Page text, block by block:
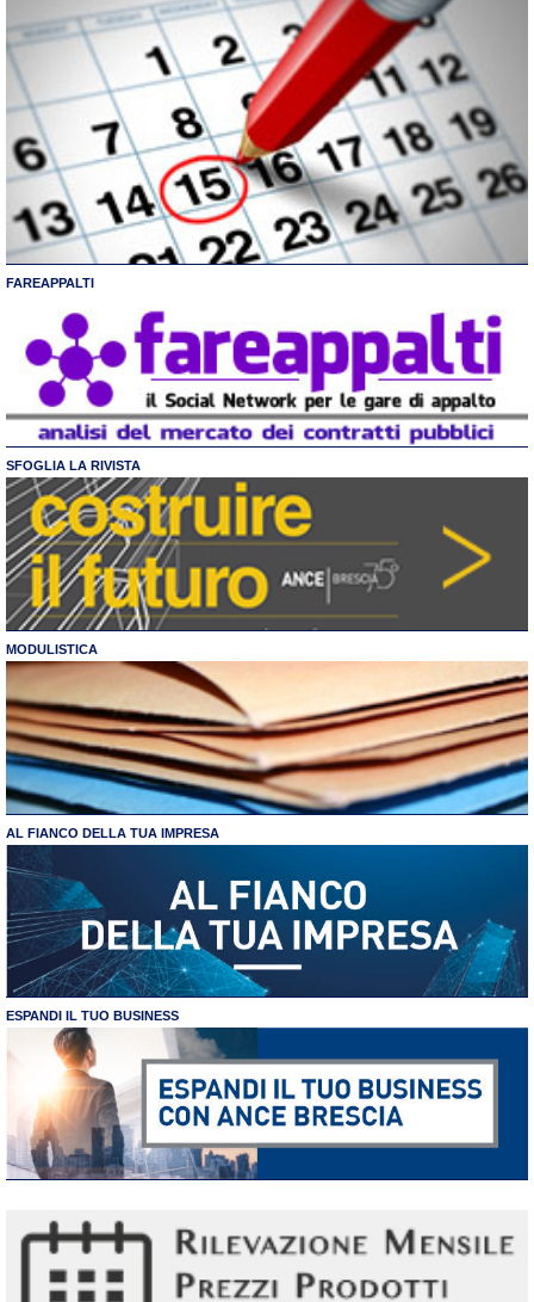
FAREAPPALTI
SFOGLIA LA RIVISTA
MODULISTICA
AL FIANCO DELLA TUA IMPRESA
ESPANDI IL TUO BUSINESS